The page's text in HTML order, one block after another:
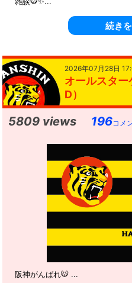
続き
2026年07月28日
オールスタ
D）
5809 views 196コメ
阪神がんばれ🐯 ...